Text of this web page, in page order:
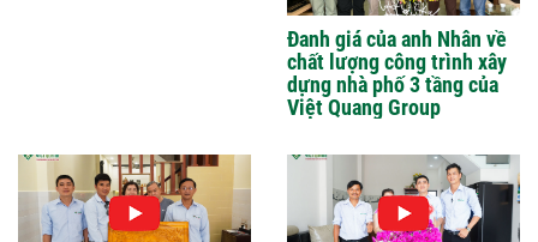
Đanh giá của anh Nhân về
chất lượng công trình xây
dựng nhà phố 3 tầng của
Việt Quang Group